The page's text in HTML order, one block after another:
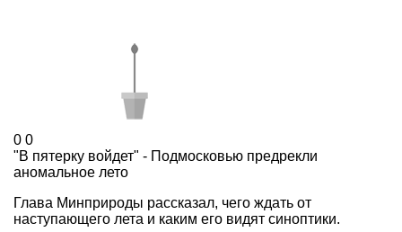
0 0
"В пятерку войдет" - Подмосковью предрекли
аномальное лето
Глава Минприроды рассказал, чего ждать от
наступающего лета и каким его видят синоптики.